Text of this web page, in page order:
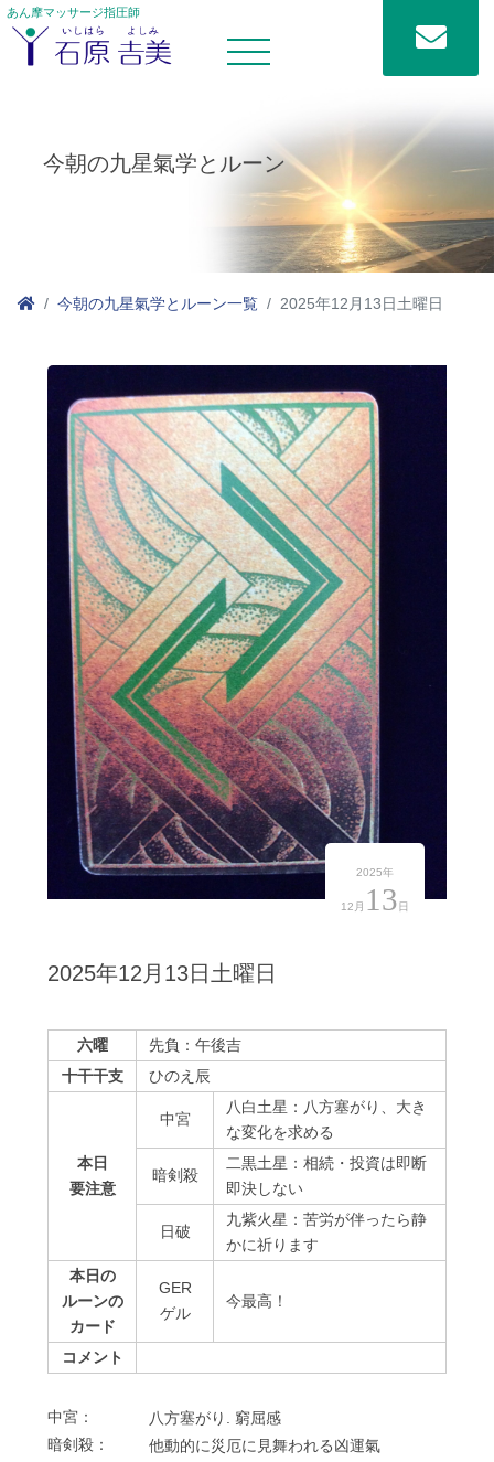
あん摩マッサージ指圧師
今朝の九星氣学とルーン
今朝の九星氣学とルーン一覧 2025年12月13日土曜日
2025年
12月 13 日
2025年12月13日土曜日
六曜
先負：午後吉
十干干支
ひのえ辰
本日
要注意
中宮
八白土星：八方塞がり、大き
な変化を求める
暗剣殺
二黒土星：相続・投資は即断
即決しない
⽇破
九紫火星：苦労が伴ったら静
かに祈ります
本日の
ルーンの
カード
GER
ゲル
今最高！
コメント
中宮：
⼋⽅塞がり. 窮屈感
暗剣殺：
他動的に災厄に⾒舞われる凶運氣